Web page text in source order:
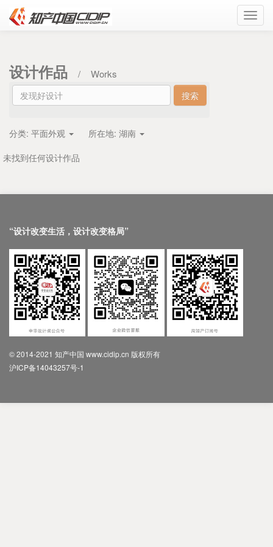
设计作品 / Works
分类: 平面外观 所在地: 湖南
未找到任何设计作品
“设计改变生活，设计改变格局”
© 2014-2021 知产中国 www.cidip.cn 版权所有
沪ICP备14043257号-1